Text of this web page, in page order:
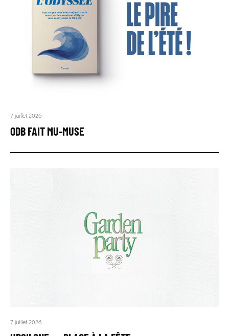
7 juillet 2026
ODB FAIT MU-MUSE
7 juillet 2026